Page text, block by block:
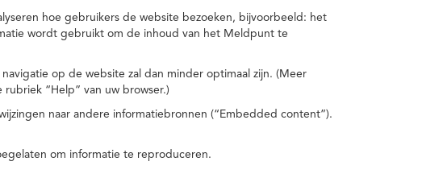
hoe gebruikers de website bezoeken, bijvoorbeeld: het
wordt gebruikt om de inhoud van het Meldpunt te
op de website zal dan minder optimaal zijn. (Meer
“Help” van uw browser.)
naar andere informatiebronnen (“Embedded content”).
om informatie te reproduceren.